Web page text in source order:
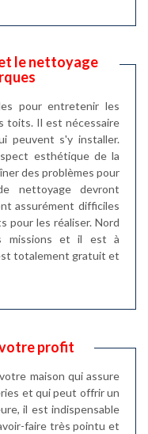
le nettoyage
pour entretenir les
toits. Il est nécessaire
peuvent s'y installer.
esthétique de la
des problèmes pour
nettoyage devront
assurément difficiles
pour les réaliser. Nord
missions et il est à
totalement gratuit et
profit
maison qui assure
et qui peut offrir un
il est indispensable
faire très pointu et